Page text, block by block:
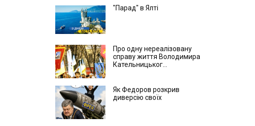
"Парад" в Ялті
Про одну нереалізовану
справу життя Володимира
Кательницьког...
Як Федоров розкрив
диверсію своїх